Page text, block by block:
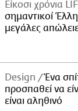
Είκοσι χρόνια
σημαντικοί
μεγάλες
Design
Ένα
προσπαθεί να
είναι αληθινό